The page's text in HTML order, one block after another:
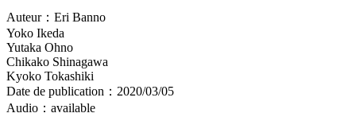
Auteur：Eri Banno
Yoko Ikeda
Yutaka Ohno
Chikako Shinagawa
Kyoko Tokashiki
Date de publication：2020/03/05
Audio：available